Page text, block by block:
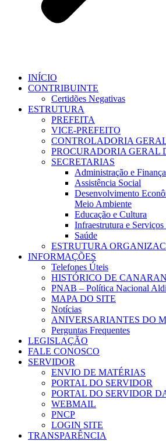
INÍCIO
CONTRIBUINTE
Certidões Negativas
ESTRUTURA
PREFEITA
VICE-PREFEITO
CONTROLADORIA
PROCURADORIA GERAL
SECRETARIAS
Administração e
Assistência Social
Desenvolvimento
Meio Ambiente
Educação e Cultura
Infraestrutura e
Saúde
ESTRUTURA
INFORMAÇÕES
Telefones Úteis
HISTÓRICO DE
PNAB – Política Nacional
MAPA DO SITE
Notícias
ANIVERSARIANTES DO
Perguntas Frequentes
LEGISLAÇÃO
FALE CONOSCO
SERVIDOR
ENVIO DE MATÉRIAS
PORTAL DO SERVIDOR
PORTAL DO SERVIDOR
WEBMAIL
PNCP
LOGIN SITE
TRANSPARÊNCIA